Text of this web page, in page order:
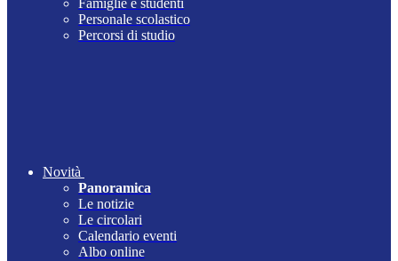
Famiglie e studenti
Personale scolastico
Percorsi di studio
Novità
Panoramica
Le notizie
Le circolari
Calendario eventi
Albo online